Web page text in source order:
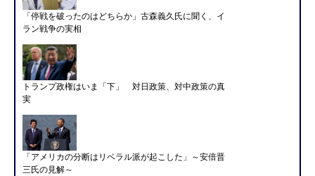
「停戦を破ったのはどちらか」古森義久氏に聞く、イ
ラン戦争の実相
トランプ政権はいま「下」 対日政策、対中政策の真
実
「アメリカの分断はリベラル派が起こした」～安倍晋
三氏の見解～